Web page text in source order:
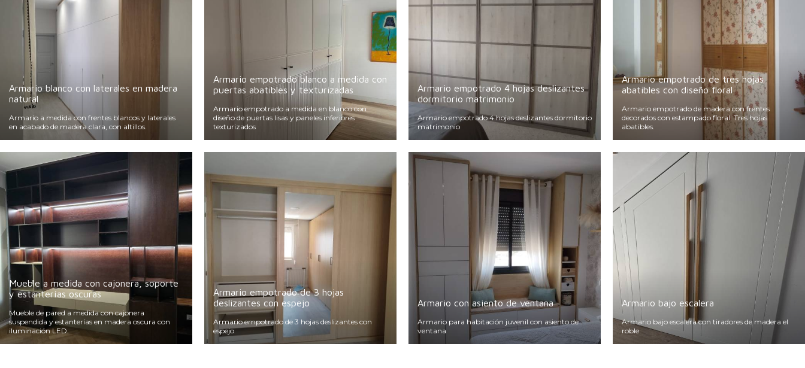
Armario blanco con laterales en madera
natural
Armario a medida con frentes blancos y laterales
en acabado de madera clara, con altillos.
Armario empotrado blanco a medida con
puertas abatibles y texturizadas
Armario empotrado a medida en blanco con
diseño de puertas lisas y paneles inferiores
texturizados
Armario empotrado 4 hojas deslizantes
dormitorio matrimonio
Armario empotrado 4 hojas deslizantes dormitorio
matrimonio
Armario empotrado de tres hojas
abatibles con diseño floral
Armario empotrado de madera con frentes
decorados con estampado floral. Tres hojas
abatibles.
Mueble a medida con cajonera, soporte
y estanterías oscuras
Mueble de pared a medida con cajonera
suspendida y estanterías en madera oscura con
iluminación LED.
Armario empotrado de 3 hojas
deslizantes con espejo
Armario empotrado de 3 hojas deslizantes con
espejo
Armario con asiento de ventana
Armario para habitación juvenil con asiento de
ventana
Armario bajo escalera
Armario bajo escalera con tiradores de madera el
roble